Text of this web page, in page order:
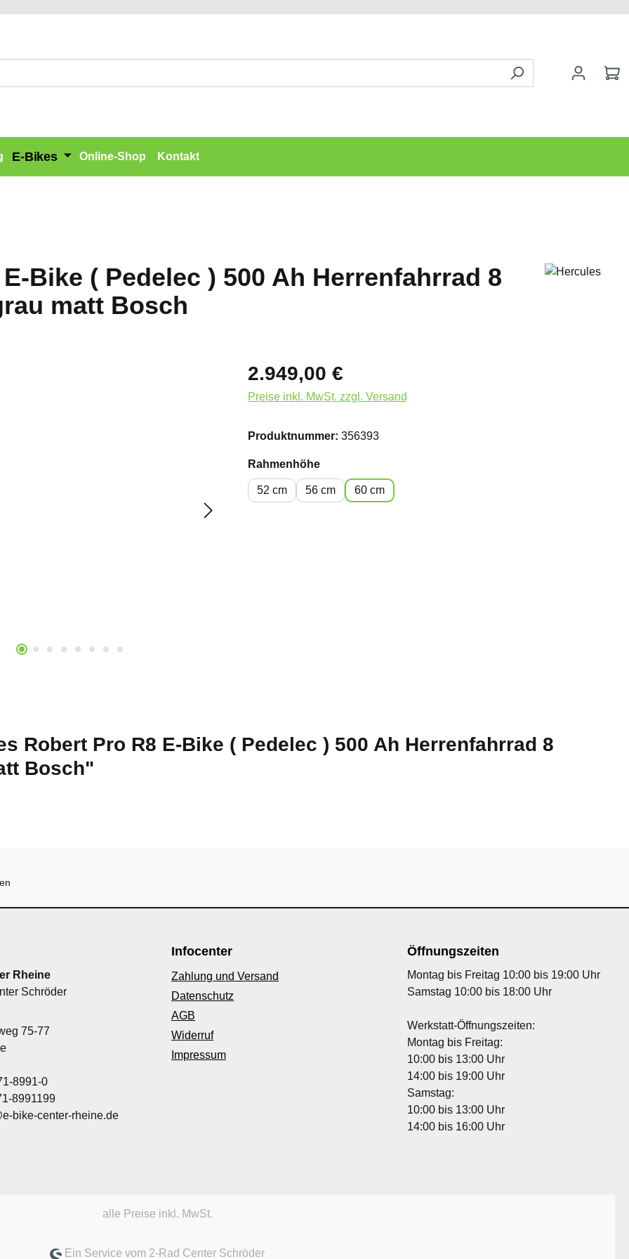
E-Bikes Online-Shop Kontakt
Bike ( Pedelec ) 500 Ah Herrenfahrrad 8
matt Bosch
2.949,00 €
Preise inkl. MwSt. zzgl. Versand
Produktnummer: 356393
Rahmenhöheauswählen
52 cm 56 cm 60 cm
Robert Pro R8 E-Bike ( Pedelec ) 500 Ah Herrenfahrrad 8
Bosch"
Rheine
Schröder
75-77
8991-0
8991199
bike-center-rheine.de
Infocenter
Zahlung und Versand
Datenschutz
AGB
Widerruf
Impressum
Öffnungszeiten
Montag bis Freitag 10:00 bis 19:00 Uhr
Samstag 10:00 bis 18:00 Uhr
Werkstatt-Öffnungszeiten:
Montag bis Freitag:
10:00 bis 13:00 Uhr
14:00 bis 19:00 Uhr
Samstag:
10:00 bis 13:00 Uhr
14:00 bis 16:00 Uhr
alle Preise inkl. MwSt.
Ein Service vom 2-Rad Center Schröder